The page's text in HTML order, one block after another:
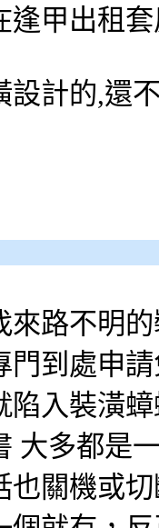
逢甲出租
設計的,還
來路不明
門到處申
陷入裝潢
大多都是
也關機或